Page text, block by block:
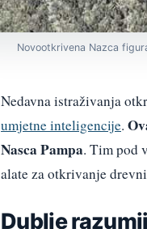
Novootkrivena Nazca
Nedavna istraživanja
umjetne inteligencije.
Nasca Pampa. Tim pod
alate za otkrivanje
Dublje